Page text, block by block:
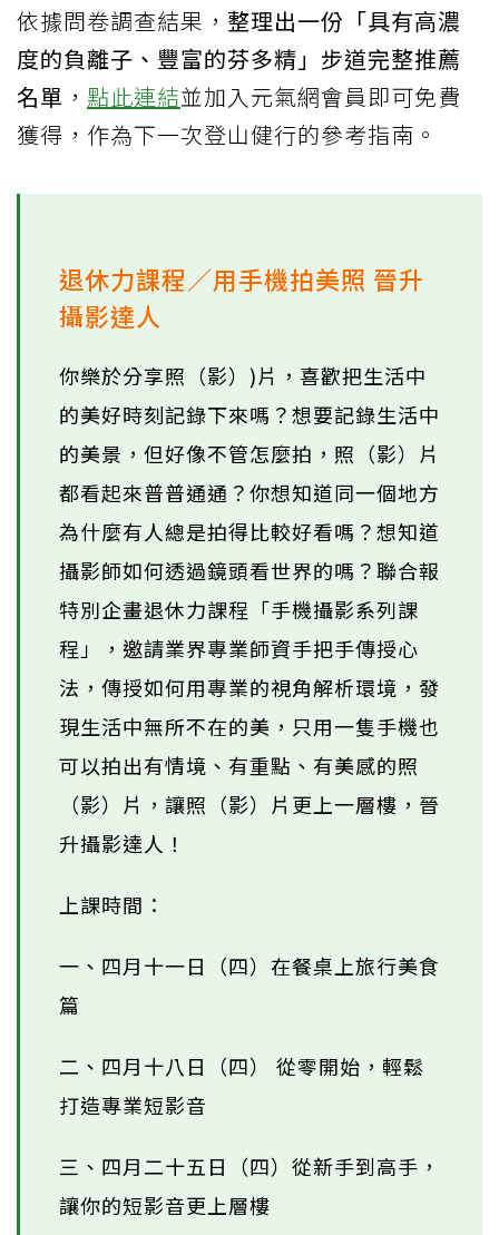
依據問卷調查結果， 整理出一份「具有高濃
度的負離子、豐富的芬多精」步道完整推薦
名單 ， 點此連結並加入元氣網會員即可免費
獲得，作為下一次登山健行的參考指南。
退休力課程／用手機拍美照 晉升
攝影達人
你樂於分享照（影）)片，喜歡把生活中
的美好時刻記錄下來嗎？想要記錄生活中
的美景，但好像不管怎麼拍，照（影）片
都看起來普普通通？你想知道同一個地方
為什麼有人總是拍得比較好看嗎？想知道
攝影師如何透過鏡頭看世界的嗎？聯合報
特別企畫退休力課程「手機攝影系列課
程」，邀請業界專業師資手把手傳授心
法，傳授如何用專業的視角解析環境，發
現生活中無所不在的美，只用一隻手機也
可以拍出有情境、有重點、有美感的照
（影）片，讓照（影）片更上一層樓，晉
升攝影達人！
上課時間：
一、四月十一日（四）在餐桌上旅行美食
篇
二、四月十八日（四） 從零開始，輕鬆
打造專業短影音
三、四月二十五日（四）從新手到高手，
讓你的短影音更上層樓